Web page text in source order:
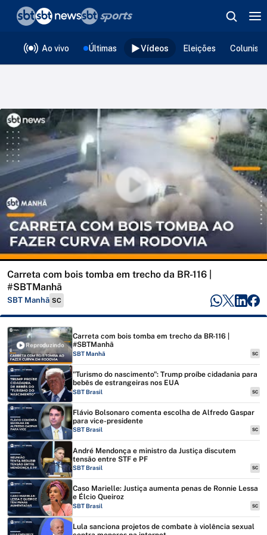
Ao vivo Últimas Vídeos Eleições
Carreta com bois tomba em trecho da BR-116 |
#SBTManhã
SBT Manhã SC
Reproduzindo
Carreta com bois tomba em trecho da BR-116 |
#SBTManhã
SBT Manhã SC
"Turismo do nascimento": Trump proíbe cidadania para
bebês de estrangeiras nos EUA
SBT Brasil SC
Flávio Bolsonaro comenta escolha de Alfredo Gaspar
para vice-presidente
SBT Brasil SC
André Mendonça e ministro da Justiça discutem
tensão entre STF e PF
SBT Brasil SC
Caso Marielle: Justiça aumenta penas de Ronnie Lessa
e Élcio Queiroz
SBT Brasil SC
Lula sanciona projetos de combate à violência sexual
❮voltar
Editorias